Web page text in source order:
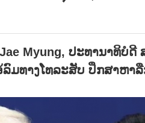
Myung, ປະທານາທິບໍດີ
ລົມທາງໂທລະສັບ ປຶກສາຫ